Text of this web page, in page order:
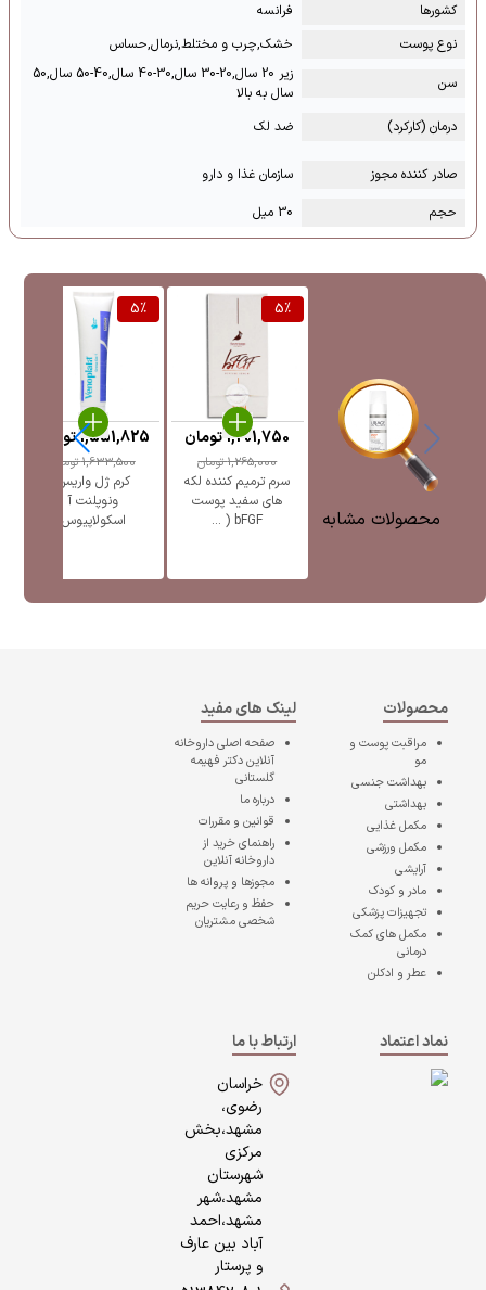
کشور‌ها
فرانسه
نوع پوست
خشک,چرب و مختلط,نرمال,حساس
سن
زیر 20 سال,20-30 سال,30-40 سال,40-50 سال,50
سال به بالا
درمان (کارکرد)
ضد لک
صادر کننده مجوز
سازمان غذا و دارو
حجم
30 میل
محصولات مشابه
5%
سرم ترمیم کننده لکه
های سفید پوست
bFGF ( ...
1,265,000تومان
1,201,750تومان
5%
کرم ژل واریس
ونوپلنت آ
اسکولاپیوس
1,633,500تومان
1,551,825تومان
محصولات
مراقبت پوست و
مو
بهداشت جنسی
بهداشتی
مکمل غذایی
مکمل ورزشی
آرایشی
مادر و کودک
تجهیزات پزشکی
مکمل های کمک
درمانی
عطر و ادکلن
لینک های مفید
صفحه اصلیداروخانه
آنلاین دکتر فهیمه
گلستانی
درباره ما
قوانین و مقررات
راهنمای خرید از
داروخانه آنلاین
مجوزها و پروانه ها
حفظ و رعایت حریم
شخصی مشتریان
نماد اعتماد
ارتباط با ما
خراسان
رضوی،
مشهد،بخش
مرکزی
شهرستان
مشهد،شهر
مشهد،احمد
آباد بین عارف
و پرستار